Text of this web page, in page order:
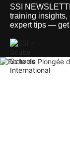
SSI
training insights,
expert tips — get